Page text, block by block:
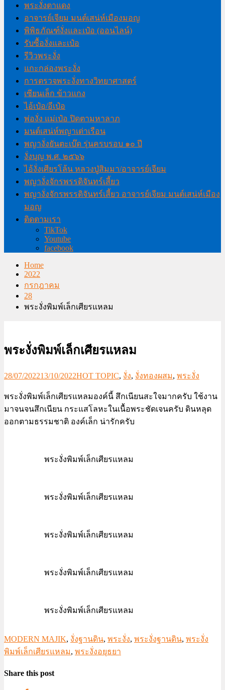
พระงั่งตาแดง
อาจารย์เจียม มนต์เสน่ห์เมืองมอญ
พิพิธภัณฑ์งั่งและเป๋อ (ออนไลน์)
รับซื้องั่งและเป๋อ
รีวิวพระงั่ง
แกะกล่องพระงั่ง
การตรวจพระงั่งทางวิทยาศาสตร์
เซียนเล็ก ข้าวแกง
ไอ้เป๋อ/อีเป๋อ
พ่องั่ง แม่เป๋อ ปิดตามหาลาภ
มนต์เสน่ห์พญาเต่าเรือน
พญางั่งยันตะเบ๊ด รุ่นครบรอบ ๑๐ ปี
งั่งบุญ พ.ศ. ๒๕๖๖
ไอ้งั่งเศียรโล้น หลวงปู่สิมมา/อาจารย์เจียม
พญางั่งจักรพรรดิจันทร์เสี้ยว
พญางั่งจักรพรรดิจันทร์เสี้ยว อาจารย์เจียม มนต์เสน่ห์เมือง
มอญ
ติดตามเรา
TikTok
Youtube
facebook
Home
2022
กรกฎาคม
28
พระงั่งพิมพ์เล็กเศียรแหลม
พระงั่งพิมพ์เล็กเศียรแหลม
28/07/202213/10/2022HOT TOPIC, งั่ง, งั่งทองผสม, พระงั่ง
พระงั่งพิมพ์เล็กเศียรแหลมองค์นี้ สึกเนียนสะใจมากครับ ใช้งาน
มาจนจนสึกเนียน กระแสโลหะในเนื้อพระชัดเจนครับ ดินหลุด
ออกตามธรรมชาติ องค์เล็ก น่ารักครับ
พระงั่งพิมพ์เล็กเศียรแหลม
พระงั่งพิมพ์เล็กเศียรแหลม
พระงั่งพิมพ์เล็กเศียรแหลม
พระงั่งพิมพ์เล็กเศียรแหลม
พระงั่งพิมพ์เล็กเศียรแหลม
MODERN MAJIK, งั่งฐานดิน, พระงั่ง, พระงั่งฐานดิน, พระงั่ง
พิมพ์เล็กเศียรแหลม, พระงั่งอยุธยา
Share this post